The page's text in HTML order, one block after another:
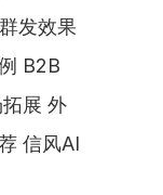
发效果
B2B
展 外
信风AI